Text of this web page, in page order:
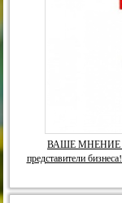
ВАШЕ МНЕНИЕ
представители